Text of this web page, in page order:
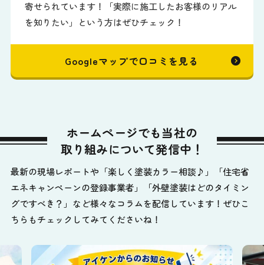
寄せられています！「実際に施工したお客様のリアル
を知りたい」という方はぜひチェック！
Googleマップで口コミを見る
ホームページでも当社の
取り組みについて発信中！
最新の現場レポートや「楽しく塗装カラー相談♪」「住宅省
エネキャンペーンの登録事業者」「外壁塗装はどのタイミン
グですべき？」など様々なコラムを配信しています！ぜひこ
ちらもチェックしてみてくださいね！